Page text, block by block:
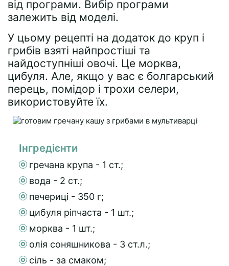
від програми. Вибір програми
залежить від моделі.
У цьому рецепті на додаток до круп і
грибів взяті найпростіші та
найдоступніші овочі. Це морква,
цибуля. Але, якщо у вас є болгарський
перець, помідор і трохи селери,
використовуйте їх.
Інгредієнти
гречана крупа - 1 ст.;
вода - 2 ст.;
печериці - 350 г;
цибуля ріпчаста - 1 шт.;
морква - 1 шт.;
олія соняшникова - 3 ст.л.;
сіль - за смаком;